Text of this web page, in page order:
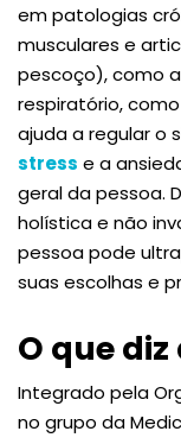
em patologias
musculares e
pescoço), como
respiratório,
ajuda a regular o
stress e a
geral da pessoa.
holística e não
pessoa pode
suas escolhas e
O que
Integrado pela
no grupo da